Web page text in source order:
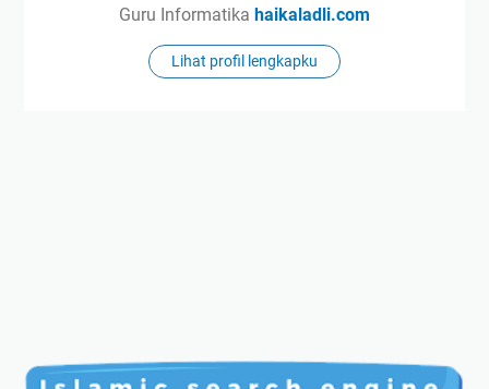
Guru Informatika haikaladli.com
Lihat profil lengkapku